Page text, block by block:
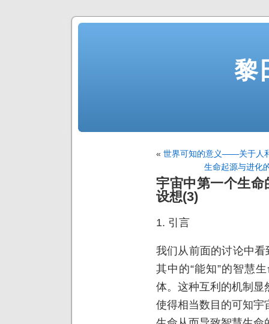
黎
« 世界可知的意义——关于人
生命起源与进化
宇宙中第一个生
设想(3)
1. 引言
我们从前面的讨论中看
其中的“能知”的智慧
体。这种互利的机制显
使得相当数目的可知宇